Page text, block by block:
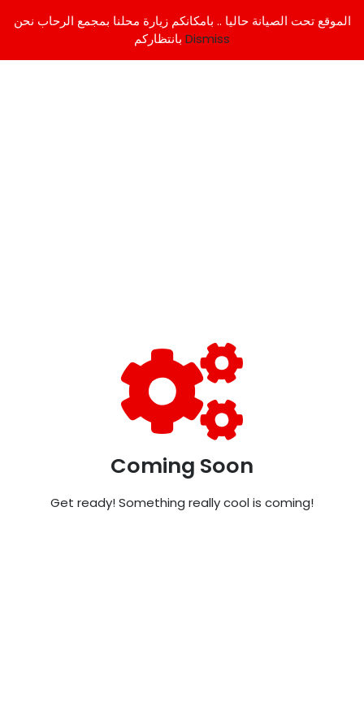
الموقع تحت الصيانة حاليا .. بامكانكم زيارة محلنا بمجمع الرحاب نحن
Dismiss
Coming Soon
Get ready! Something really cool is coming!